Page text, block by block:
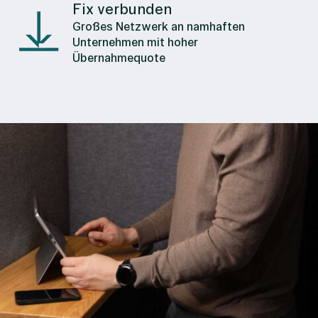
Fix verbunden
Großes Netzwerk an namhaften
Unternehmen mit hoher
Übernahmequote